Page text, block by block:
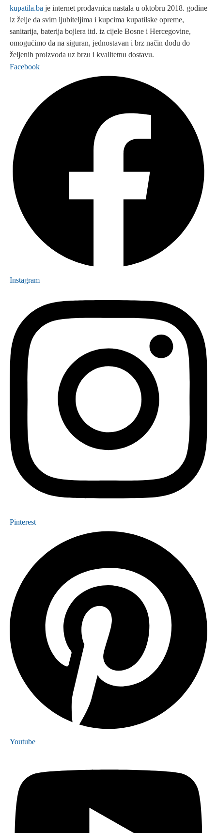
kupatila.ba je internet prodavnica nastala u oktobru 2018. godine
iz želje da svim ljubiteljima i kupcima kupatilske opreme,
sanitarija, baterija bojlera itd. iz cijele Bosne i Hercegovine,
omogućimo da na siguran, jednostavan i brz način dođu do
željenih proizvoda uz brzu i kvalitetnu dostavu.
Facebook
Instagram
Pinterest
Youtube